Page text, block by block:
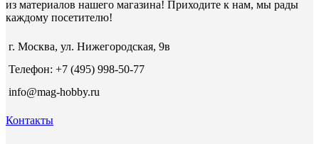
из материалов нашего магазина! Приходите к нам, мы рады
каждому посетителю!
г. Москва, ул. Нижегородская, 9в
Телефон: +7 (495) 998-50-77
info@mag-hobby.ru
Контакты